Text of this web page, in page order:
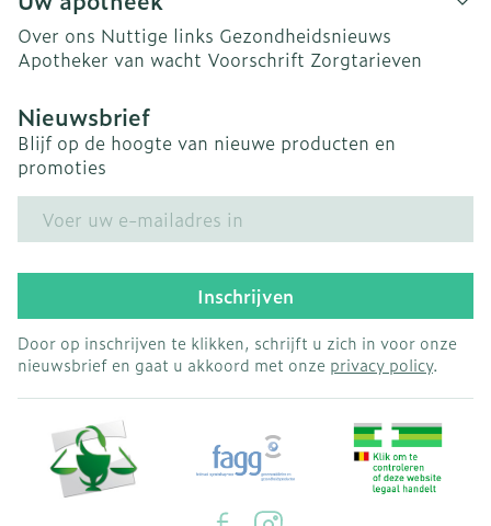
Over ons Nuttige links Gezondheidsnieuws
Apotheker van wacht Voorschrift Zorgtarieven
Nieuwsbrief
Blijf op de hoogte van nieuwe producten en
promoties
Inschrijven
Door op inschrijven te klikken, schrijft u zich in voor onze
nieuwsbrief en gaat u akkoord met onze privacy policy.